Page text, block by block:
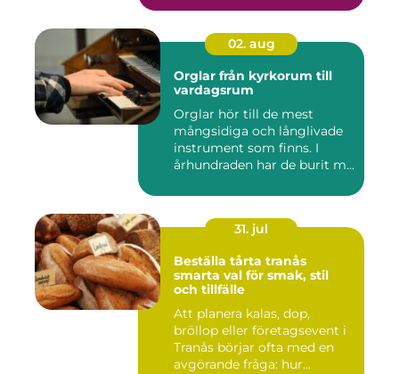
02. aug
Orglar från kyrkorum till
vardagsrum
Orglar hör till de mest
mångsidiga och långlivade
instrument som finns. I
århundraden har de burit m...
31. jul
Beställa tårta tranås
smarta val för smak, stil
och tillfälle
Att planera kalas, dop,
bröllop eller företagsevent i
Tranås börjar ofta med en
avgörande fråga: hur...